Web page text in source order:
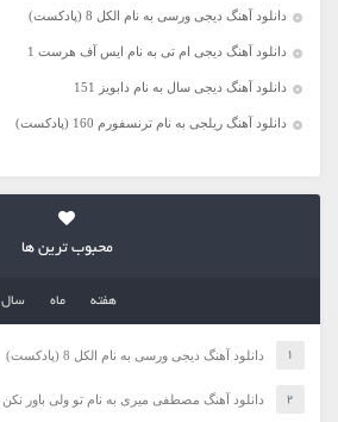
دانلود آهنگ دیجی ورسی به نام الکل 8 (پادکست)
دانلود آهنگ دیجی ام تی به نام ایس آف هرست 1
دانلود آهنگ دیجی سال به نام دابویز 151
دانلود آهنگ ریلجی به نام ترنسفورم 160 (پادکست)
محبوب ترین ها
هفته ماه سال
دانلود آهنگ دیجی ورسی به نام الکل 8 (پادکست)
دانلود آهنگ مصطفی میری به نام تو ولی باور نکن